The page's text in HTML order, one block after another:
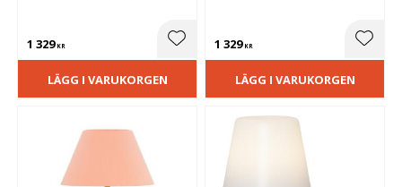
1 329KR Lägg till i favoriter
LÄGG I VARUKORGEN
1 329KR
LÄGG I VARUKORGEN